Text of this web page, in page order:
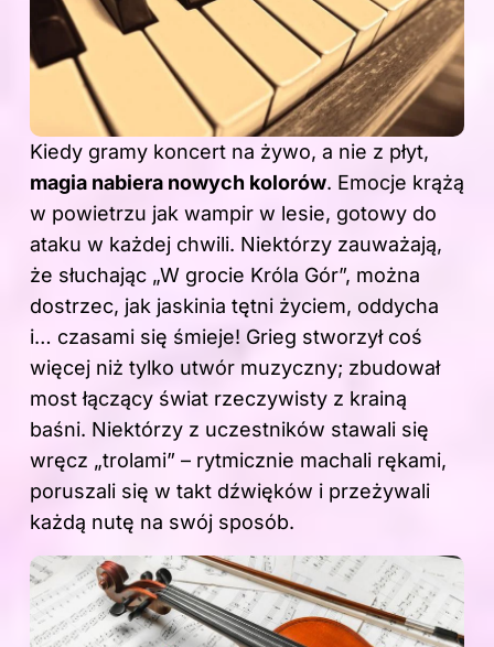
Kiedy gramy koncert na żywo, a nie z płyt,
magia nabiera nowych kolorów. Emocje krążą
w powietrzu jak wampir w lesie, gotowy do
ataku w każdej chwili. Niektórzy zauważają,
że słuchając „W grocie Króla Gór”, można
dostrzec, jak jaskinia tętni życiem, oddycha
i… czasami się śmieje! Grieg stworzył coś
więcej niż tylko utwór muzyczny; zbudował
most łączący świat rzeczywisty z krainą
baśni. Niektórzy z uczestników stawali się
wręcz „trolami” – rytmicznie machali rękami,
poruszali się w takt dźwięków i przeżywali
każdą nutę na swój sposób.